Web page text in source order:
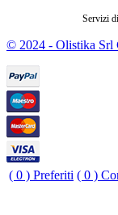
Servizi
© 2024 - Olistika Srl
( 0 ) Preferiti ( 0 )